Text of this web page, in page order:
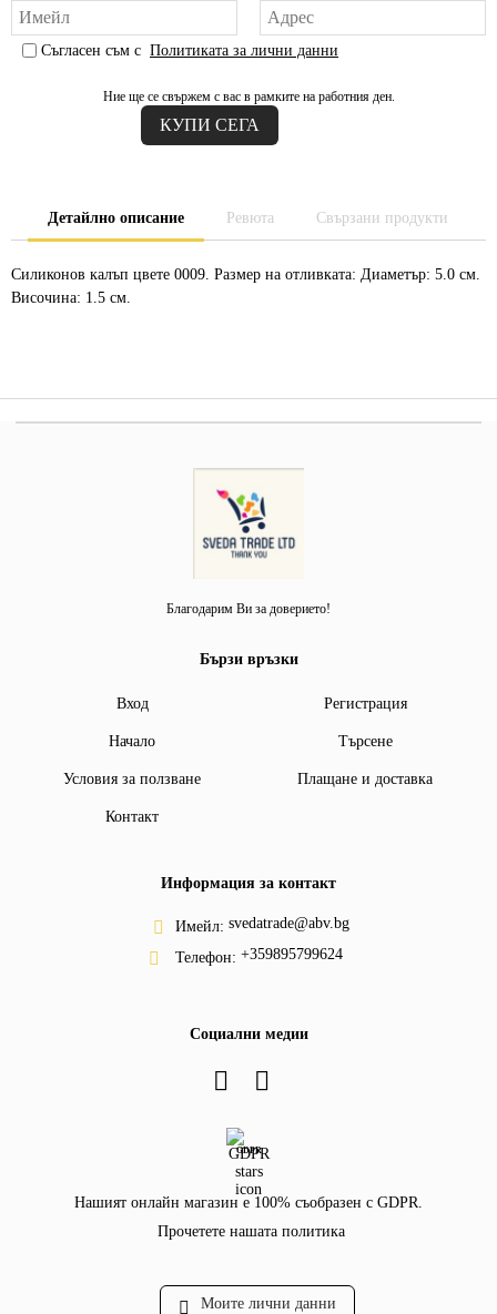
Съгласен съм с Политиката за лични данни
Ние ще се свържем с вас в рамките на работния ден.
Детайлно описание Ревюта Свързани продукти
Силиконов калъп цвете 0009. Размер на отливката: Диаметър: 5.0 см.
Височина: 1.5 см.
Благодарим Ви за доверието!
Бързи връзки
Вход Регистрация
Начало Търсене
Условия за ползване Плащане и доставка
Контакт
Информация за контакт
Имейл: svedatrade@abv.bg
Телефон: +359895799624
Социални медии
GDPR
Нашият онлайн магазин е 100% съобразен с GDPR.
Прочетете нашата политика
Моите лични данни